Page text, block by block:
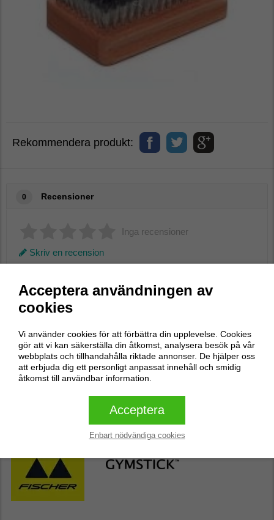
Acceptera användningen av
cookies
Vi använder cookies för att förbättra din upplevelse. Cookies
gör att vi kan säkerställa din åtkomst, analysera besök på vår
webbplats och tillhandahålla riktade annonser. De hjälper oss
att erbjuda dig ett personligt anpassat innehåll och smidig
åtkomst till användbar information.
Acceptera
Enbart nödvändiga cookies
Rekommendera produkt:
0 Recensioner
Inga recensioner
Skriv en recension
Skriv en recension
Butikens populäraste varumärken